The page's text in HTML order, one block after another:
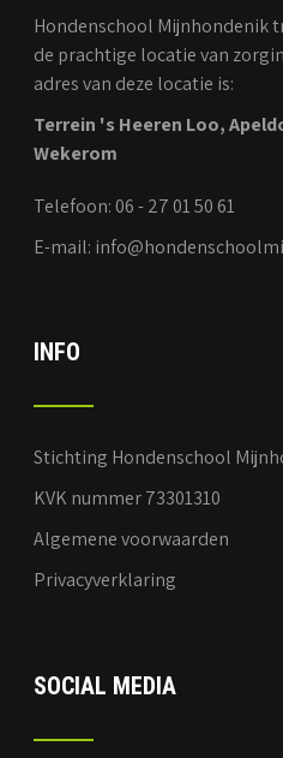
Hondenschool Mijnhondenik
de prachtige locatie van
adres van deze locatie is:
Terrein 's Heeren Loo,
Wekerom
Telefoon: 06 - 27 01 50 61
E-mail:
INFO
Stichting Hondenschool
KVK nummer 73301310
Algemene voorwaarden
Privacyverklaring
SOCIAL MEDIA